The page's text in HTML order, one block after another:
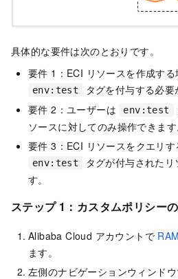
具体的な要件は次のとおりです。
要件 1：ECI リソースを作成す
env:test
タグを付与する必要
要件 2：ユーザーは
env:test
ソースに対してのみ操作できます
要件 3：ECI リソースをクエリ
env:test
タグが付与された
す。
ステップ 1：カスタムポリシー
Alibaba Cloud アカウントで
ます。
左側のナビゲーションウィンドウ